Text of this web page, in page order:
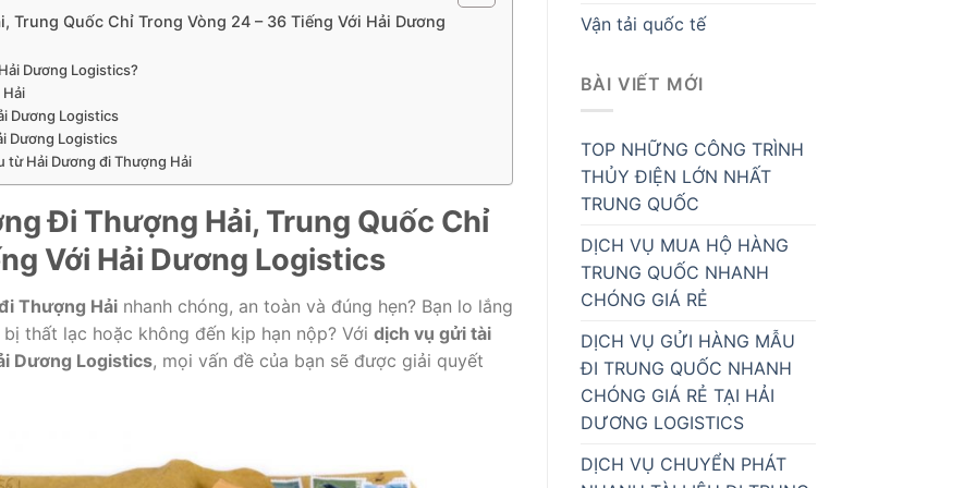
Trung Quốc Chỉ Trong Vòng 24 – 36 Tiếng Với Hải Dương
Dương Logistics?
Dương Logistics
Dương Logistics
từ Hải Dương đi Thượng Hải
Đi Thượng Hải, Trung Quốc Chỉ
Với Hải Dương Logistics
Thượng Hải nhanh chóng, an toàn và đúng hẹn? Bạn lo lắng
bị thất lạc hoặc không đến kịp hạn nộp? Với dịch vụ gửi tài
Dương Logistics, mọi vấn đề của bạn sẽ được giải quyết
Vận tải quốc tế
BÀI VIẾT MỚI
TOP NHỮNG CÔNG TRÌNH
THỦY ĐIỆN LỚN NHẤT
TRUNG QUỐC
DỊCH VỤ MUA HỘ HÀNG
TRUNG QUỐC NHANH
CHÓNG GIÁ RẺ
DỊCH VỤ GỬI HÀNG MẪU
ĐI TRUNG QUỐC NHANH
CHÓNG GIÁ RẺ TẠI HẢI
DƯƠNG LOGISTICS
DỊCH VỤ CHUYỂN PHÁT